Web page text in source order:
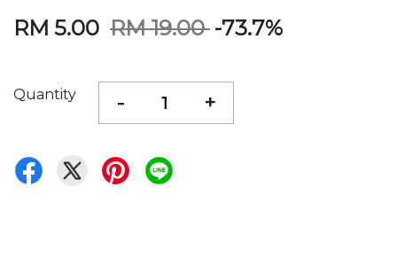
RM 5.00 RM 19.00 -73.7%
Quantity - +